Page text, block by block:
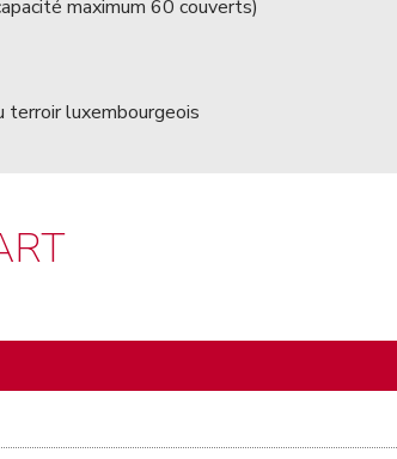
maximum 60 couverts)
terroir luxembourgeois